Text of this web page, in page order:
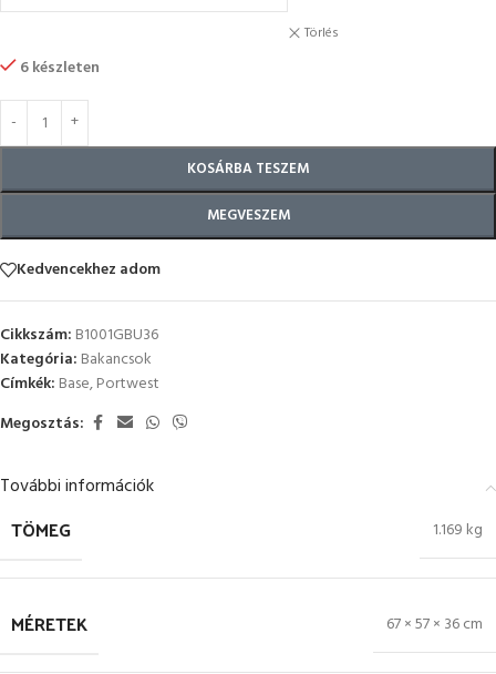
Törlés
6 készleten
KOSÁRBA TESZEM
MEGVESZEM
Kedvencekhez adom
Cikkszám: B1001GBU36
Kategória: Bakancsok
Címkék: Base,Portwest
Megosztás:
További információk
TÖMEG 1.169 kg
MÉRETEK 67 × 57 × 36 cm